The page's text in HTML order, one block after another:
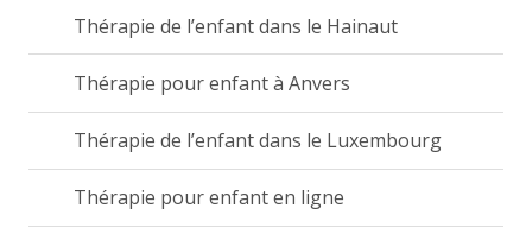
Thérapie de l’enfant dans le Hainaut
Thérapie pour enfant à Anvers
Thérapie de l’enfant dans le Luxembourg
Thérapie pour enfant en ligne